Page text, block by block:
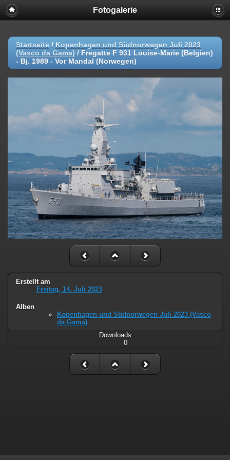
Fotogalerie
Startseite / Kopenhagen und Südnorwegen Juli 2023
(Vasco da Gama) / Fregatte F 931 Louise-Marie (Belgien)
- Bj. 1989 - Vor Mandal (Norwegen)
Erstellt am
Freitag, 14. Juli 2023
Alben
Kopenhagen und Südnorwegen Juli 2023 (Vasco
da Gama)
Downloads
0